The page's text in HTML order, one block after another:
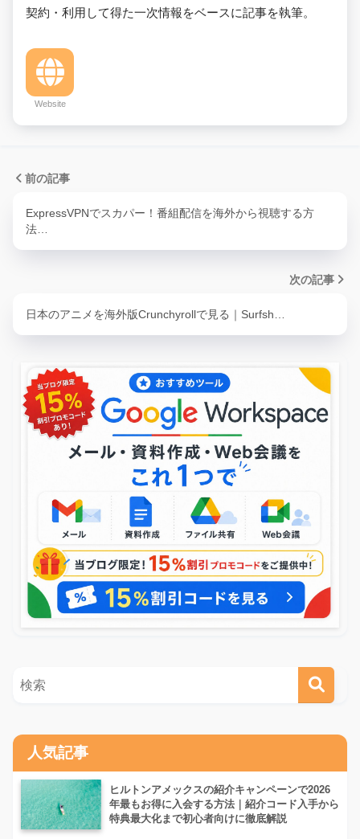
契約・利用して得た一次情報をベースに記事を執筆。
Website
前の記事
ExpressVPNでスカパー！番組配信を海外から視聴する方
法…
次の記事
日本のアニメを海外版Crunchyrollで見る｜Surfsh…
人気記事
ヒルトンアメックスの紹介キャンペーンで2026
年最もお得に入会する方法｜紹介コード入手から
特典最大化まで初心者向けに徹底解説